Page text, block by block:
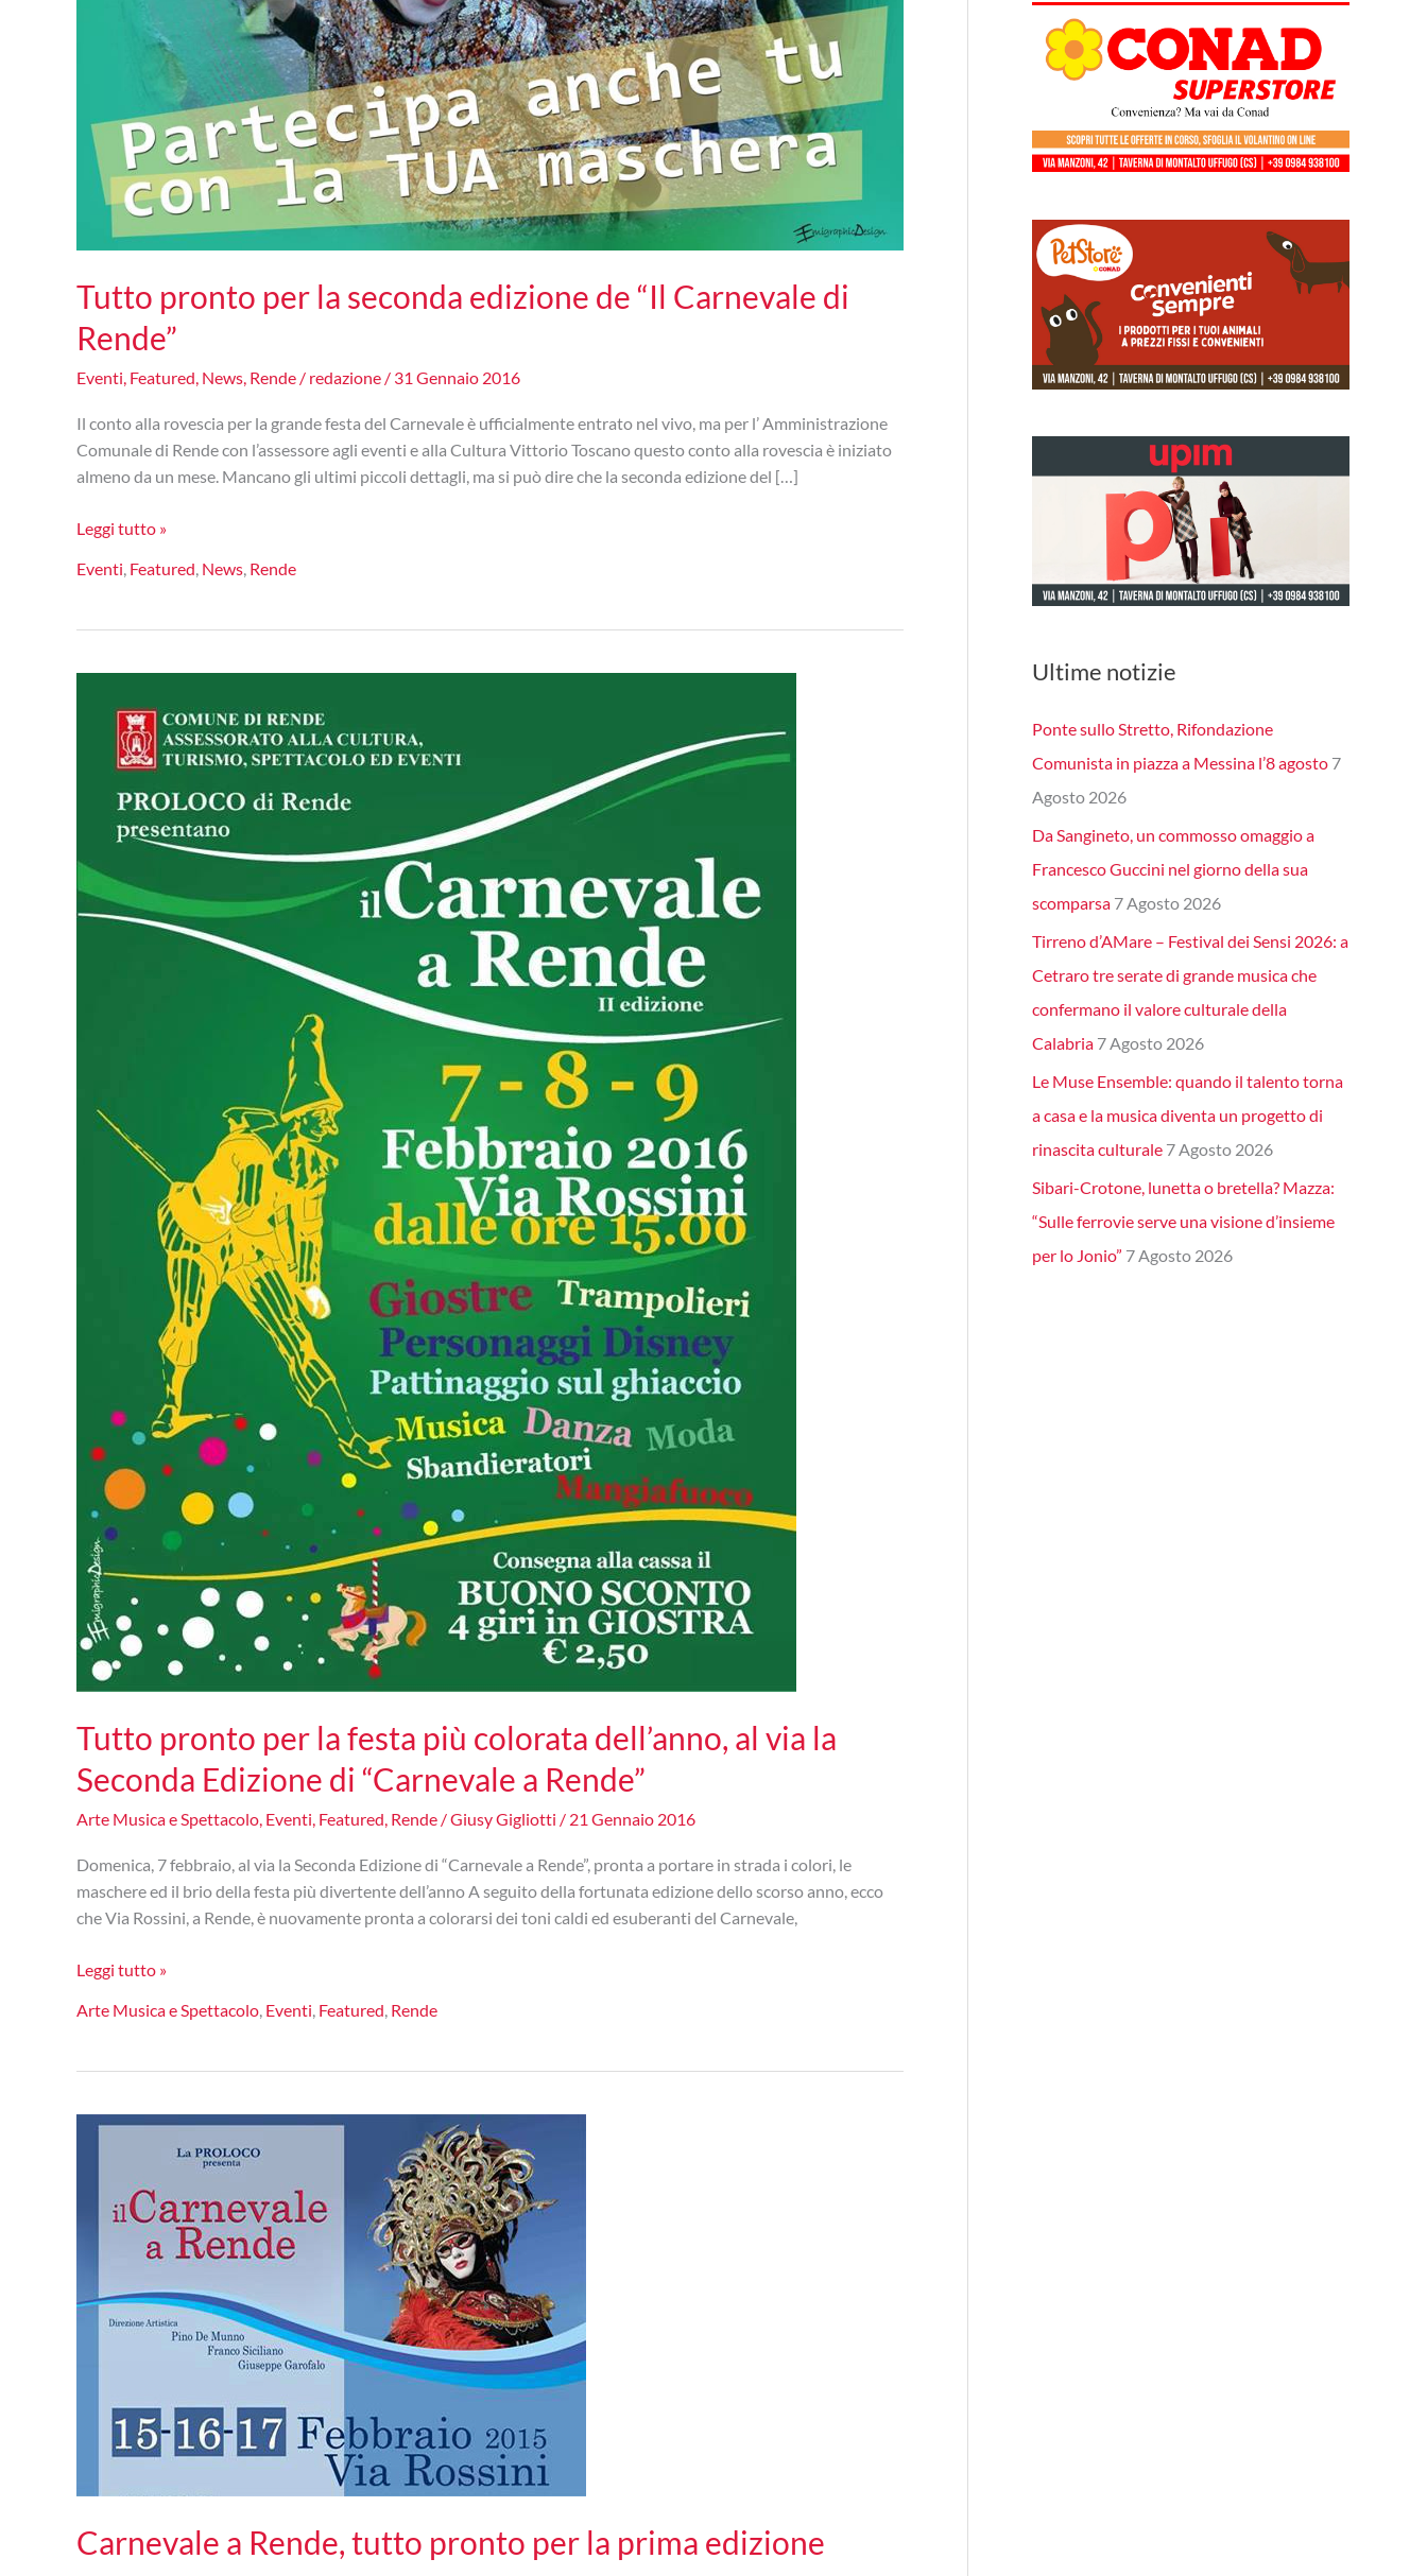
Tutto pronto per la seconda edizione de “Il Carnevale di
Rende”
Eventi, Featured, News, Rende / redazione / 31 Gennaio 2016
Il conto alla rovescia per la grande festa del Carnevale è ufficialmente entrato nel vivo, ma per l’ Amministrazione
Comunale di Rende con l’assessore agli eventi e alla Cultura Vittorio Toscano questo conto alla rovescia è iniziato
almeno da un mese. Mancano gli ultimi piccoli dettagli, ma si può dire che la seconda edizione del […]
Tutto
per
seconda
Carnevale
Rende”
Leggi tutto »
Eventi, Featured, News, Rende
Tutto pronto per la festa più colorata dell’anno, al via la
Seconda Edizione di “Carnevale a Rende”
Arte Musica e Spettacolo, Eventi, Featured, Rende /Giusy Gigliotti / 21 Gennaio 2016
Domenica, 7 febbraio, al via la Seconda Edizione di “Carnevale a Rende”, pronta a portare in strada i colori, le
maschere ed il brio della festa più divertente dell’anno A seguito della fortunata edizione dello scorso anno, ecco
che Via Rossini, a Rende, è nuovamente pronta a colorarsi dei toni caldi ed esuberanti del Carnevale,
Tutto
per
festa
colorata
Edizione
di
Leggi tutto »
Arte Musica e Spettacolo, Eventi, Featured, Rende
Carnevale a Rende, tutto pronto per la prima edizione
Ultime notizie
Ponte sullo Stretto, Rifondazione
Comunista in piazza a Messina l’8 agosto 7
Agosto 2026
Da Sangineto, un commosso omaggio a
Francesco Guccini nel giorno della sua
scomparsa 7 Agosto 2026
Tirreno d’AMare – Festival dei Sensi 2026: a
Cetraro tre serate di grande musica che
confermano il valore culturale della
Calabria 7 Agosto 2026
Le Muse Ensemble: quando il talento torna
a casa e la musica diventa un progetto di
rinascita culturale 7 Agosto 2026
Sibari-Crotone, lunetta o bretella? Mazza:
“Sulle ferrovie serve una visione d’insieme
per lo Jonio” 7 Agosto 2026